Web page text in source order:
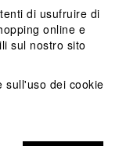
di usufruire di
online e
sul nostro sito
sull'uso dei cookie